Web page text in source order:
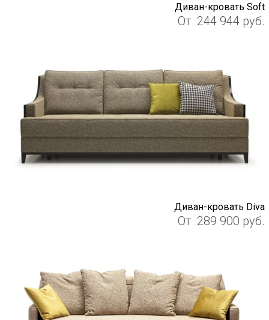
Диван-кровать Soft
От 244 944 руб.
Диван-кровать Diva
От 289 900 руб.